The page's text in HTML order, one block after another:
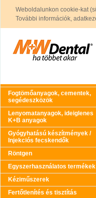
Weboldalunkon cookie-kat
További információk,
Fogtömőanyagok, cementek,
segédeszközök
Lenyomatanyagok, ideiglenes
K+B anyagok
Gyógyhatású készítmények /
Injekciós fecskendők
Röntgen
Egyszerhasználatos termékek
Kéziműszerek
Fertőtlenítés és tisztítás